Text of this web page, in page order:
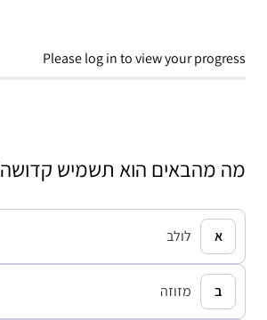
Please log in to view your progress
מה מהבאים הוא תשמיש
לולב
מזוזה